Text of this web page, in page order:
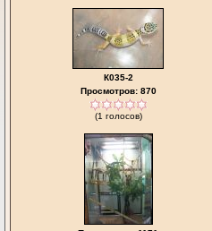
К035-2
Просмотров: 870
(1 голосов)